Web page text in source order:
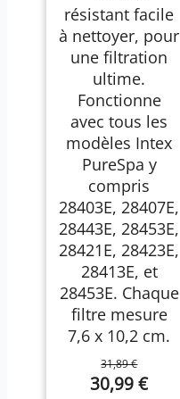
résistant facile
à nettoyer, pour
une filtration
ultime.
Fonctionne
avec tous les
modèles Intex
PureSpa y
compris
28403E, 28407E,
28443E, 28453E,
28421E, 28423E,
28413E, et
28453E. Chaque
filtre mesure
7,6 x 10,2 cm.
31,89 €
30,99 €